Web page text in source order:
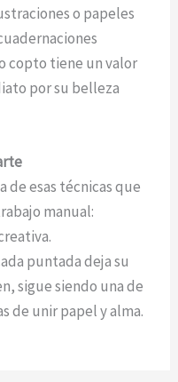
o papeles
copto tiene un valor
por su belleza
de esas técnicas que
manual:
puntada deja su
sigue siendo una de
de unir papel y alma.